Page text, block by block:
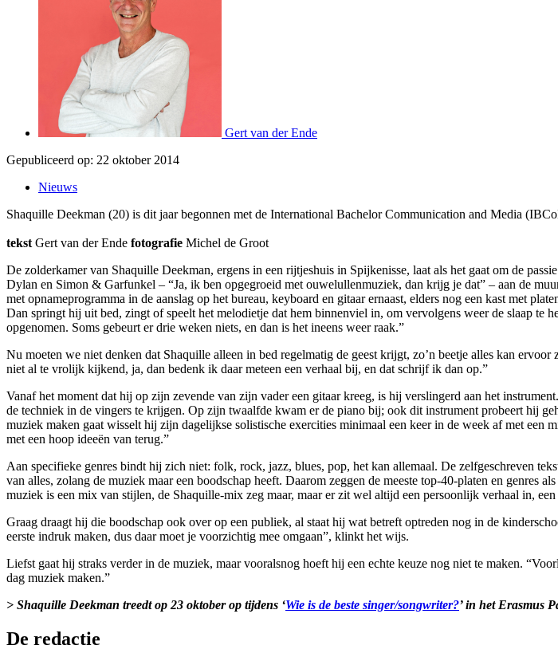
Gert van der Ende
Gepubliceerd op: 22 oktober 2014
Nieuws
Shaquille Deekman (20) is dit jaar begonnen met de International Bachelor Communication and Media
tekst Gert van der Ende fotografie Michel de Groot
De zolderkamer van Shaquille Deekman, ergens in een rijtjeshuis in Spijkenisse, laat als het gaat om de
Dylan en Simon & Garfunkel – “Ja, ik ben opgegroeid met ouwelullenmuziek, dan krijg je dat” – aan de
met opnameprogramma in de aanslag op het bureau, keyboard en gitaar ernaast, elders nog een kast met
Dan springt hij uit bed, zingt of speelt het melodietje dat hem binnenviel in, om vervolgens weer de slaap te
opgenomen. Soms gebeurt er drie weken niets, en dan is het ineens weer raak.”
Nu moeten we niet denken dat Shaquille alleen in bed regelmatig de geest krijgt, zo’n beetje alles kan
niet al te vrolijk kijkend, ja, dan bedenk ik daar meteen een verhaal bij, en dat schrijf ik dan op.”
Vanaf het moment dat hij op zijn zevende van zijn vader een gitaar kreeg, is hij verslingerd aan het
de techniek in de vingers te krijgen. Op zijn twaalfde kwam er de piano bij; ook dit instrument probeert hij
muziek maken gaat wisselt hij zijn dagelijkse solistische exercities minimaal een keer in de week af met
met een hoop ideeën van terug.”
Aan specifieke genres bindt hij zich niet: folk, rock, jazz, blues, pop, het kan allemaal. De zelfgeschreven
van alles, zolang de muziek maar een boodschap heeft. Daarom zeggen de meeste top-40-platen en
muziek is een mix van stijlen, de Shaquille-mix zeg maar, maar er zit wel altijd een persoonlijk verhaal in,
Graag draagt hij die boodschap ook over op een publiek, al staat hij wat betreft optreden nog in de
eerste indruk maken, dus daar moet je voorzichtig mee omgaan”, klinkt het wijs.
Liefst gaat hij straks verder in de muziek, maar vooralsnog hoeft hij een echte keuze nog niet te maken.
dag muziek maken.”
> Shaquille Deekman treedt op 23 oktober op tijdens ‘Wie is de beste singer/songwriter?’ in het Erasmus
De redactie